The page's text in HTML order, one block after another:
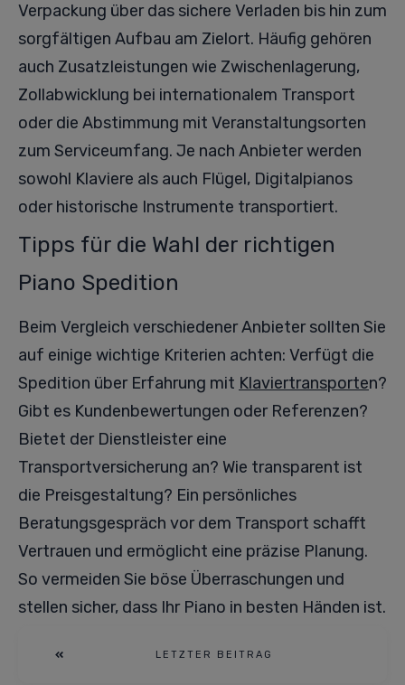
Verpackung über das sichere Verladen bis hin zum
sorgfältigen Aufbau am Zielort. Häufig gehören
auch Zusatzleistungen wie Zwischenlagerung,
Zollabwicklung bei internationalem Transport
oder die Abstimmung mit Veranstaltungsorten
zum Serviceumfang. Je nach Anbieter werden
sowohl Klaviere als auch Flügel, Digitalpianos
oder historische Instrumente transportiert.
Tipps für die Wahl der richtigen
Piano Spedition
Beim Vergleich verschiedener Anbieter sollten Sie
auf einige wichtige Kriterien achten: Verfügt die
Spedition über Erfahrung mit Klaviertransporten?
Gibt es Kundenbewertungen oder Referenzen?
Bietet der Dienstleister eine
Transportversicherung an? Wie transparent ist
die Preisgestaltung? Ein persönliches
Beratungsgespräch vor dem Transport schafft
Vertrauen und ermöglicht eine präzise Planung.
So vermeiden Sie böse Überraschungen und
stellen sicher, dass Ihr Piano in besten Händen ist.
LETZTER BEITRAG